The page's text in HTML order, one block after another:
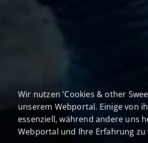
Wir nutzen 'Cookies & other
unserem Webportal. Einige von
essenziell, während andere uns
Webportal und Ihre Erfahrung zu